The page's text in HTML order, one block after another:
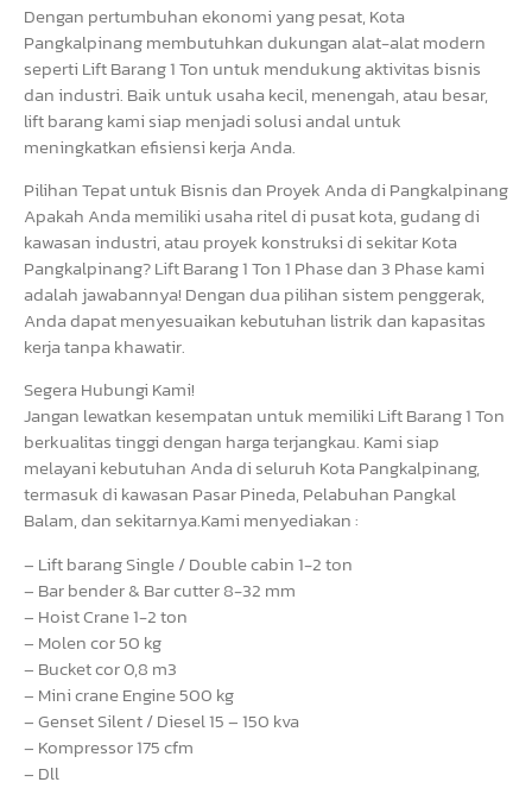
Dengan pertumbuhan ekonomi yang pesat, Kota
Pangkalpinang membutuhkan dukungan alat-alat modern
seperti Lift Barang 1 Ton untuk mendukung aktivitas bisnis
dan industri. Baik untuk usaha kecil, menengah, atau besar,
lift barang kami siap menjadi solusi andal untuk
meningkatkan efisiensi kerja Anda.
Pilihan Tepat untuk Bisnis dan Proyek Anda di Pangkalpinang
Apakah Anda memiliki usaha ritel di pusat kota, gudang di
kawasan industri, atau proyek konstruksi di sekitar Kota
Pangkalpinang? Lift Barang 1 Ton 1 Phase dan 3 Phase kami
adalah jawabannya! Dengan dua pilihan sistem penggerak,
Anda dapat menyesuaikan kebutuhan listrik dan kapasitas
kerja tanpa khawatir.
Segera Hubungi Kami!
Jangan lewatkan kesempatan untuk memiliki Lift Barang 1 Ton
berkualitas tinggi dengan harga terjangkau. Kami siap
melayani kebutuhan Anda di seluruh Kota Pangkalpinang,
termasuk di kawasan Pasar Pineda, Pelabuhan Pangkal
Balam, dan sekitarnya.Kami menyediakan :
– Lift barang Single / Double cabin 1-2 ton
– Bar bender & Bar cutter 8-32 mm
– Hoist Crane 1-2 ton
– Molen cor 50 kg
– Bucket cor 0,8 m3
– Mini crane Engine 500 kg
– Genset Silent / Diesel 15 – 150 kva
– Kompressor 175 cfm
– Dll